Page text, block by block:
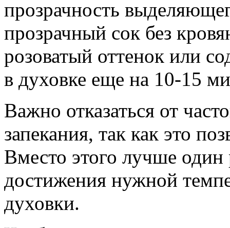
прозрачность
прозрачный сок без
розоватый оттенок или
в духовке еще на 10-15
Важно отказаться от
запекания, так как это
Вместо этого лучше один
достижения нужной
духовки.